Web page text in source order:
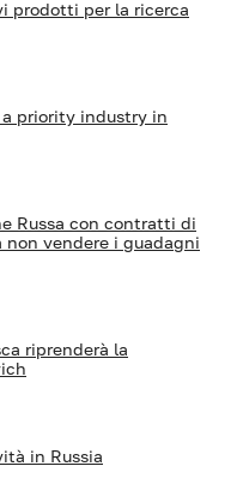
prodotti per la ricerca
a priority industry in
Russa con contratti di
non vendere i guadagni
riprenderà la
in Russia